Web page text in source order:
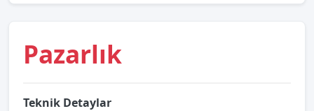
Pazarlık
Teknik Detaylar